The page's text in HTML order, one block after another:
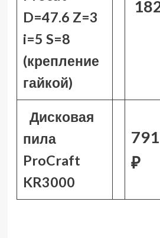
D=47.6 Z=3
i=5 S=8
(крепление
гайкой)
Дисковая
пила
ProCraft
KR3000
₽